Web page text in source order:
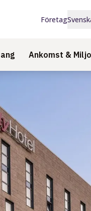
Företag
Ankomst &